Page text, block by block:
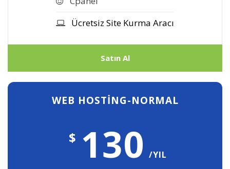
Ücretsiz Site Kurma Aracı
Satın Al
WEB HOSTING-NORMAL
$
130/YIL